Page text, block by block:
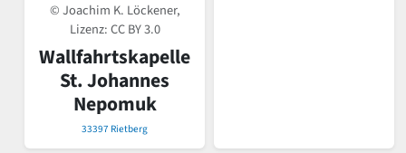
© Joachim K. Löckener,
Lizenz:CC BY 3.0
Wallfahrtskapelle
St. Johannes
Nepomuk
33397 Rietberg